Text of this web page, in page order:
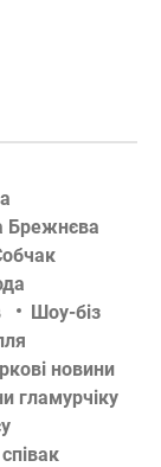
Брежнєва
Шоу-біз
новини
гламурчіку
співак